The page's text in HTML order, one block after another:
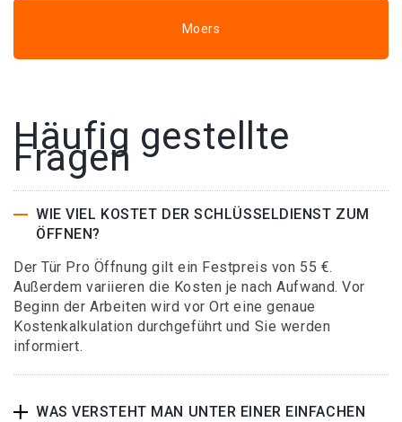
Moers
Häufig gestellte
Fragen
WIE VIEL KOSTET DER SCHLÜSSELDIENST ZUM
ÖFFNEN?
Der Tür Pro Öffnung gilt ein Festpreis von 55 €.
Außerdem variieren die Kosten je nach Aufwand. Vor
Beginn der Arbeiten wird vor Ort eine genaue
Kostenkalkulation durchgeführt und Sie werden
informiert.
WAS VERSTEHT MAN UNTER EINER EINFACHEN